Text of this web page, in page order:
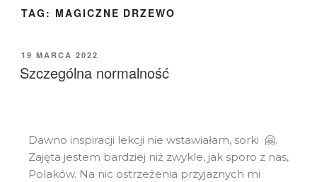
TAG: MAGICZNE DRZEWO
19 MARCA 2022
Szczególna normalność
Dawno inspiracji lekcji nie wstawiałam, sorki 🤗.
Zajęta jestem bardziej niż zwykle, jak sporo z nas,
Polaków. Na nic ostrzeżenia przyjaznych mi